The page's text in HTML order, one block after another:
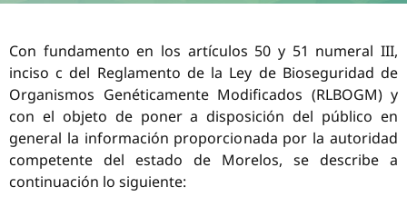
Con fundamento en los artículos 50 y 51 numeral III,
inciso c del Reglamento de la Ley de Bioseguridad de
Organismos Genéticamente Modificados (RLBOGM) y
con el objeto de poner a disposición del público en
general la información proporcionada por la autoridad
competente del estado de Morelos, se describe a
continuación lo siguiente: